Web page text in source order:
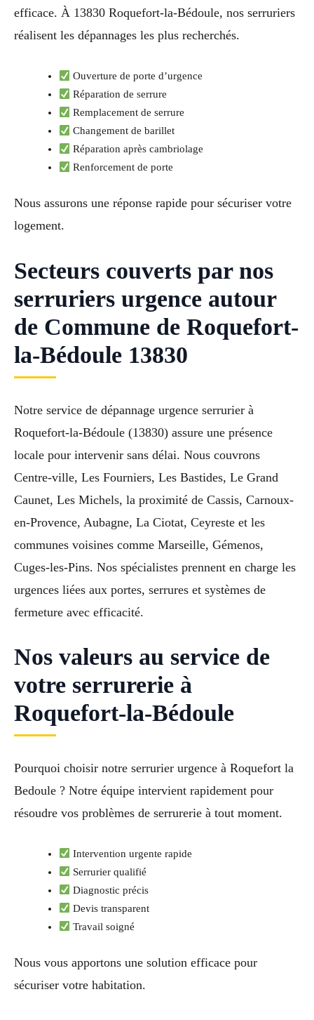
efficace. À 13830 Roquefort-la-Bédoule, nos serruriers
réalisent les dépannages les plus recherchés.
Ouverture de porte d’urgence
Réparation de serrure
Remplacement de serrure
Changement de barillet
Réparation après cambriolage
Renforcement de porte
Nous assurons une réponse rapide pour sécuriser votre
logement.
Secteurs couverts par nos
serruriers urgence autour
de Commune de Roquefort-
la-Bédoule 13830
Notre service de dépannage urgence serrurier à
Roquefort-la-Bédoule (13830) assure une présence
locale pour intervenir sans délai. Nous couvrons
Centre-ville, Les Fourniers, Les Bastides, Le Grand
Caunet, Les Michels, la proximité de Cassis, Carnoux-
en-Provence, Aubagne, La Ciotat, Ceyreste et les
communes voisines comme Marseille, Gémenos,
Cuges-les-Pins. Nos spécialistes prennent en charge les
urgences liées aux portes, serrures et systèmes de
fermeture avec efficacité.
Nos valeurs au service de
votre serrurerie à
Roquefort-la-Bédoule
Pourquoi choisir notre serrurier urgence à Roquefort la
Bedoule ? Notre équipe intervient rapidement pour
résoudre vos problèmes de serrurerie à tout moment.
Intervention urgente rapide
Serrurier qualifié
Diagnostic précis
Devis transparent
Travail soigné
Nous vous apportons une solution efficace pour
sécuriser votre habitation.